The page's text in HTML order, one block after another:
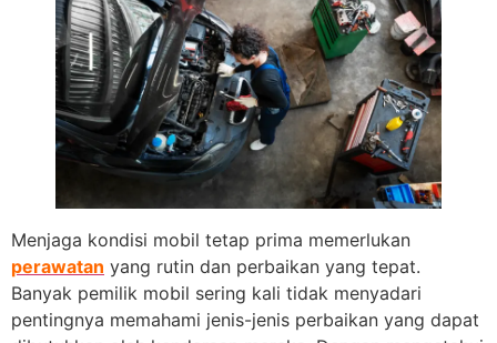
Menjaga kondisi mobil tetap prima memerlukan
perawatan yang rutin dan perbaikan yang tepat.
Banyak pemilik mobil sering kali tidak menyadari
pentingnya memahami jenis-jenis perbaikan yang dapat